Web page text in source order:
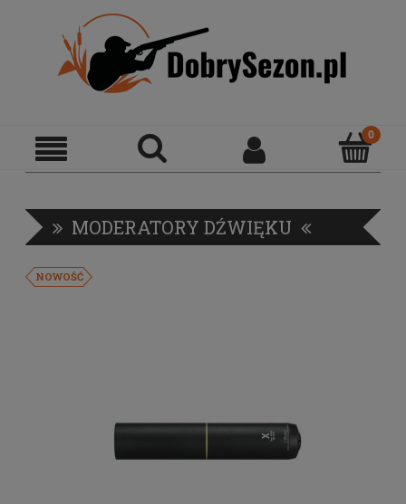
MODERATORY DŹWIĘKU
NOWOŚĆ